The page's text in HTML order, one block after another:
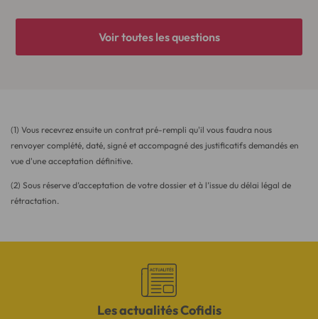
Voir toutes les questions
(1) Vous recevrez ensuite un contrat pré-rempli qu'il vous faudra nous
renvoyer complété, daté, signé et accompagné des justificatifs demandés en
vue d'une acceptation définitive.
(2) Sous réserve d’acceptation de votre dossier et à l’issue du délai légal de
rétractation.
Les actualités Cofidis